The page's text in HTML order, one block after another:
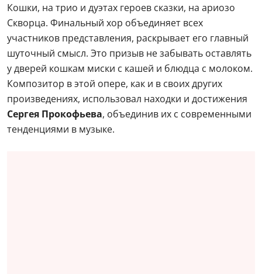
Кошки, на трио и дуэтах героев сказки, на ариозо
Скворца. Финальный хор объединяет всех
участников представления, раскрывает его главный
шуточный смысл. Это призыв не забывать оставлять
у дверей кошкам миски с кашей и блюдца с молоком.
Композитор в этой опере, как и в своих других
произведениях, использовал находки и достижения
Сергея Прокофьева, объединив их с современными
тенденциями в музыке.